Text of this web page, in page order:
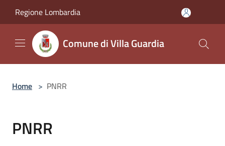
Regione Lombardia
Comune di Villa Guardia
Home > PNRR
PNRR